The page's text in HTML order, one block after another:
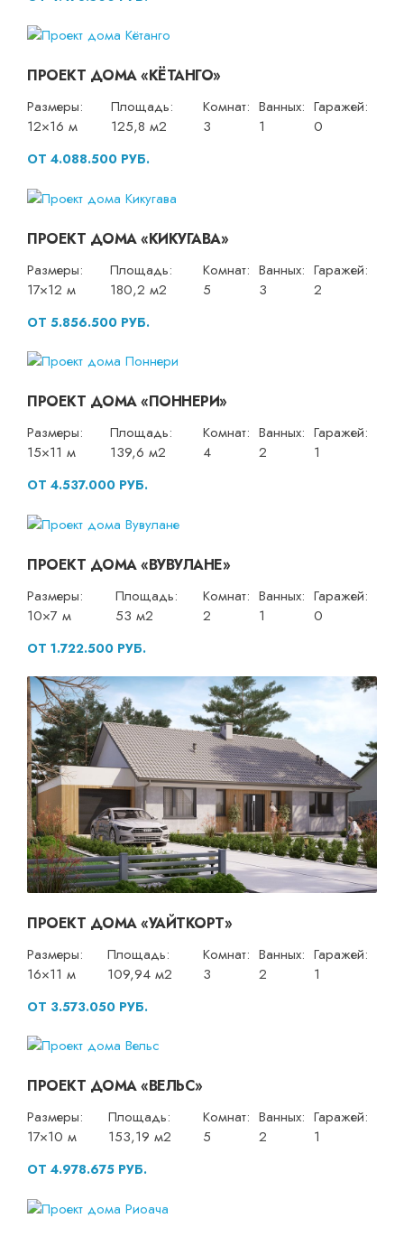
ПРОЕКТ ДОМА «КЁТАНГО»
Размеры:
12×16 м
Площадь:
125,8 м2
Комнат:
3
Ванных:
1
Гаражей:
0
ОТ 4.088.500 РУБ.
ПРОЕКТ ДОМА «КИКУГАВА»
Размеры:
17×12 м
Площадь:
180,2 м2
Комнат:
5
Ванных:
3
Гаражей:
2
ОТ 5.856.500 РУБ.
ПРОЕКТ ДОМА «ПОННЕРИ»
Размеры:
15×11 м
Площадь:
139,6 м2
Комнат:
4
Ванных:
2
Гаражей:
1
ОТ 4.537.000 РУБ.
ПРОЕКТ ДОМА «ВУВУЛАНЕ»
Размеры:
10×7 м
Площадь:
53 м2
Комнат:
2
Ванных:
1
Гаражей:
0
ОТ 1.722.500 РУБ.
ПРОЕКТ ДОМА «УАЙТКОРТ»
Размеры:
16×11 м
Площадь:
109,94 м2
Комнат:
3
Ванных:
2
Гаражей:
1
ОТ 3.573.050 РУБ.
ПРОЕКТ ДОМА «ВЕЛЬС»
Размеры:
17×10 м
Площадь:
153,19 м2
Комнат:
5
Ванных:
2
Гаражей:
1
ОТ 4.978.675 РУБ.